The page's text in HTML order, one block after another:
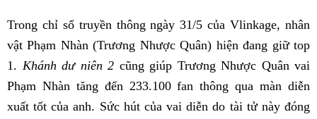
Trong chỉ số truyền thông ngày 31/5 của Vlinkage, nhân
vật Phạm Nhàn (Trương Nhược Quân) hiện đang giữ top
1. Khánh dư niên 2 cũng giúp Trương Nhược Quân vai
Phạm Nhàn tăng đến 233.100 fan thông qua màn diễn
xuất tốt của anh. Sức hút của vai diễn do tài tử này đóng